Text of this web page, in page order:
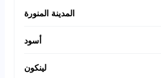
المدينة المنورة
أسود
لينكون